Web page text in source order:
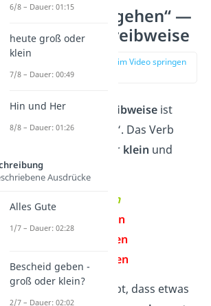
„vonstattengehen“ —
richtige Schreibweise
zur Stelle im Video springen
Diekorrekte Schreibweise ist
„vonstattengehen
“. Das Verb
schreibst du immer klein und
zusammen
✓
vonstattengehen
vonstatten gehen
von statten gehen
von Statten gehen
Das Wort beschreibt, dass etwas
6/8 – Dauer: 01:15
heute groß oder
klein
7/8 – Dauer: 00:49
Hin und Her
8/8 – Dauer: 01:26
Ausdrücke
Alles Gute
1/7 – Dauer: 02:28
Bescheid geben -
groß oder klein?
2/7 – Dauer: 02:02